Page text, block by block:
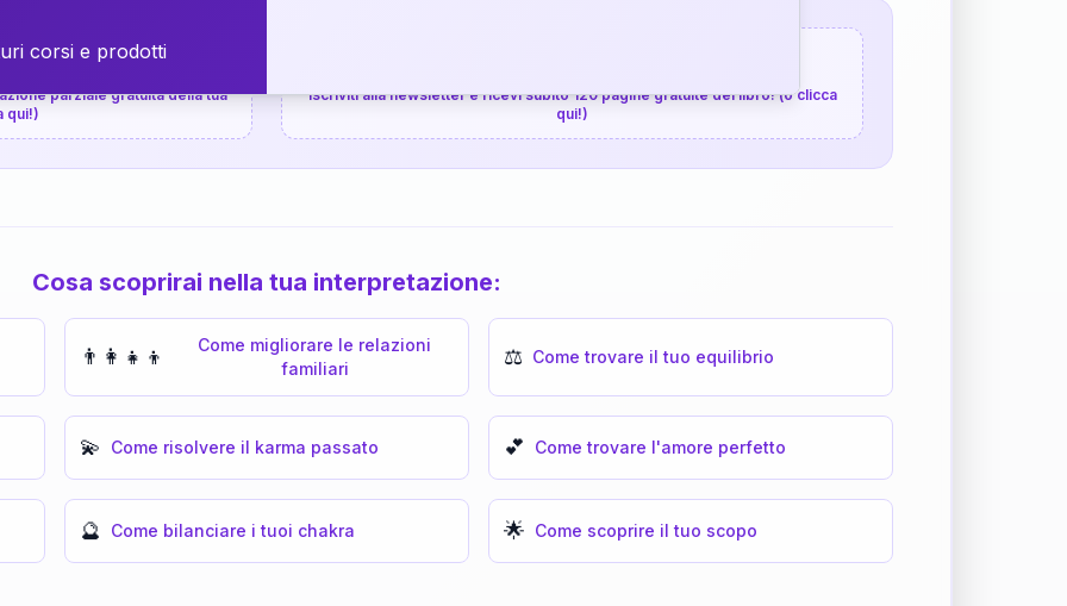
gratuita
parziale gratuita della tua
qui!)
Iscriviti alla newsletter e ricevi subito 120 pagine gratuite del libro! (o clicca
qui!)
Cosa scoprirai nella tua interpretazione:
👨‍👩‍👧‍👦
Come migliorare le relazioni
familiari
⚖️ Come trovare il tuo equilibrio
💫 Come risolvere il karma passato 💕 Come trovare l'amore perfetto
🔮 Come bilanciare i tuoi chakra 🌟 Come scoprire il tuo scopo
corsi e prodotti